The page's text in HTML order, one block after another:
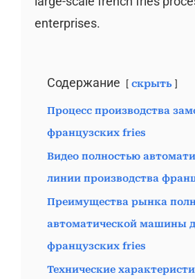
enterprises.
Содержание скрыть
Процесс производства
французских fries
Видео полностью
линии производства
Преимущества рынка
автоматической машины
французских fries
Технические